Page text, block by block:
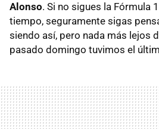
Alonso. Si no sigues la Fórmula
tiempo, seguramente sigas
siendo así, pero nada más lejos
pasado domingo tuvimos el